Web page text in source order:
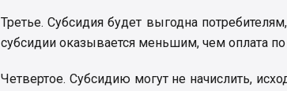
Третье. Субсидия будет выгодна
субсидии оказывается меньшим, чем оплата по
Четвертое. Субсидию могут не начислить,